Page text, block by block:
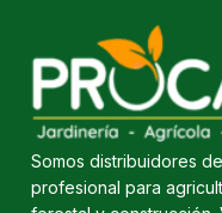
Somos distribuidores
profesional para